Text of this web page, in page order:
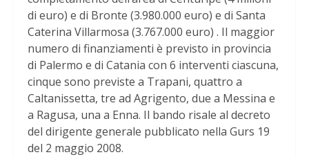
di euro) e di Bronte (3.980.000 euro) e di Santa
Caterina Villarmosa (3.767.000 euro) . Il maggior
numero di finanziamenti è previsto in provincia
di Palermo e di Catania con 6 interventi ciascuna,
cinque sono previste a Trapani, quattro a
Caltanissetta, tre ad Agrigento, due a Messina e
a Ragusa, una a Enna. Il bando risale al decreto
del dirigente generale pubblicato nella Gurs 19
del 2 maggio 2008.